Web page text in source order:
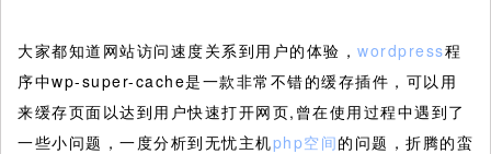
大家都知道网站访问速度关系到用户的体验， wordpress程
序中wp-super-cache是一款非常不错的缓存插件，可以用
来缓存页面以达到用户快速打开网页,曾在使用过程中遇到了
一些小问题，一度分析到无忧主机php空间的问题，折腾的蛮